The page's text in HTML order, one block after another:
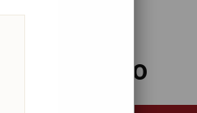
₺285,00